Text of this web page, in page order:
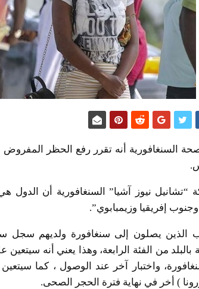
“تشانيل نيوز آشيا” السنغافورية أن الدول
وجنوب إفريقيا وزيمبابوي”.
بالبلد من الفئة الرابعة، وهذا يعني أنه
) أخر في نهاية فترة الحجر الصحى.